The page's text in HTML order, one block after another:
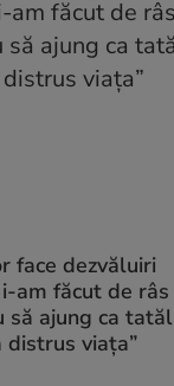
face dezvăluiri
am făcut de râs
să ajung ca tatăl
viața”